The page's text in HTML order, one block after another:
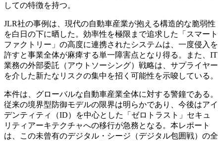
しての特徴を持つ。
JLR社の事例は、現代の自動車産業が抱える構造的な脆弱性
を白日の下に晒した。効率性を極限まで追求した「スマート
ファクトリー」の高度に連携されたシステムは、一度侵入を
許すと事業全体が麻痺する単一障害点となり得る。また、IT
業務の外部委託（アウトソーシング）戦略は、サプライヤー
を介した新たなリスクの集中を招く可能性を示唆している。
本件は、グローバルな自動車産業全体に対する警鐘である。
従来の境界型防御モデルの限界は明らかであり、今後はアイ
デンティティ（ID）を中心とした「ゼロトラスト」セキュ
リティアーキテクチャへの移行が急務となる。本レポート
は、この未曾有のデジタル・シージ（デジタル包囲戦）の全